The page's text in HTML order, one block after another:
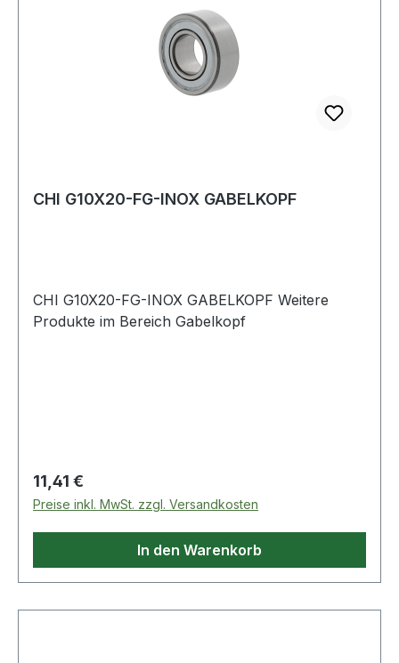
CHI G10X20-FG-INOX GABELKOPF
CHI G10X20-FG-INOX GABELKOPF Weitere
Produkte im Bereich Gabelkopf
Regulärer Preis:
11,41 €
Preise inkl. MwSt. zzgl. Versandkosten
In den Warenkorb